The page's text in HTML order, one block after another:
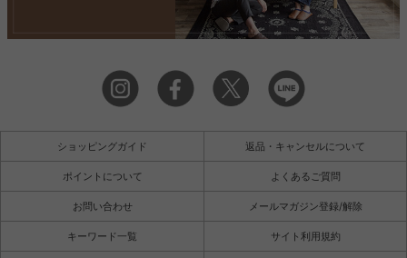
ショッピングガイド 返品・キャンセルについて
ポイントについて よくあるご質問
お問い合わせ メールマガジン登録/解除
キーワード一覧 サイト利用規約